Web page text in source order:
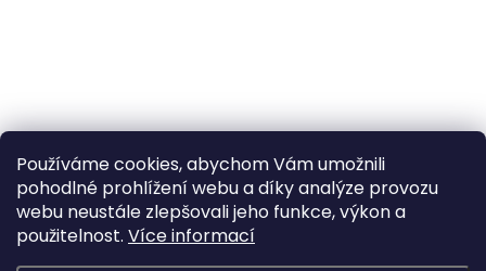
Používáme cookies, abychom Vám umožnili
pohodlné prohlížení webu a díky analýze provozu
webu neustále zlepšovali jeho funkce, výkon a
použitelnost. Více informací